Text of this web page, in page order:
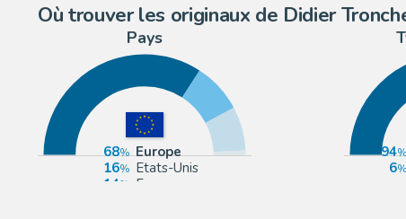
Où trouver les originaux de Didier
Pays
68
Europe
16
Etats-Unis
14
France
94
6